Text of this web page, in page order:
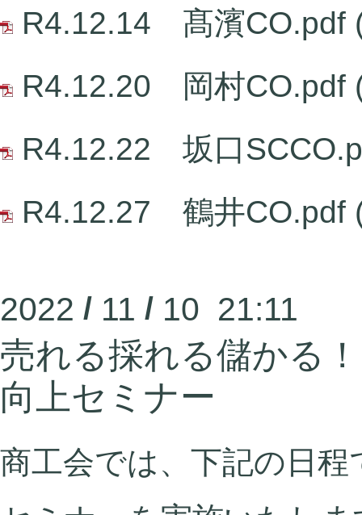
R4.12.14 髙濱CO.pdf
R4.12.20 岡村CO.pdf
R4.12.22 坂口
R4.12.27 鶴井CO.pdf
2022 / 11 / 10 21:11
売れる採れる儲かる
向上セミナー
商工会では、下記の日